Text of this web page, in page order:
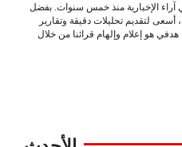
الإخبارية منذ خمس سنوات. بفضل
لتقديم تحليلات دقيقة وتقارير
هو إعلام وإلهام قرائنا من خلال